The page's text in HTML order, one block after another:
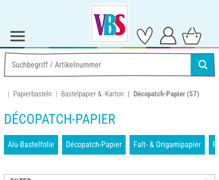
Papierbasteln Bastelpapier & -Karton Décopatch-Papier (57)
DÉCOPATCH-PAPIER
Alu-Bastelfolie Décopatch-Papier Falt- & Origamipapier